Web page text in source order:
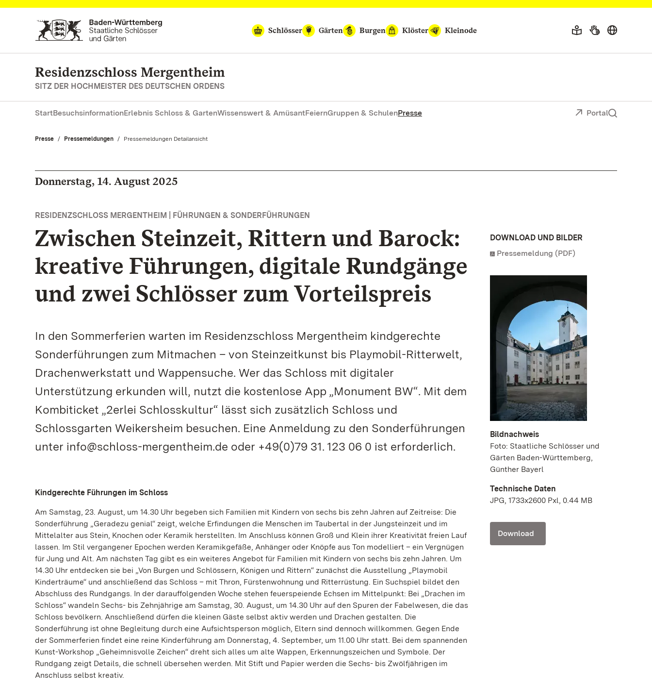
Zum Hauptinhalt springen
Schlösser
Gärten Burgen Klöster Kleinode
Residenzschloss Mergentheim
SITZ DER HOCHMEISTER DES DEUTSCHEN ORDENS
StartBesuchsinformationErlebnis Schloss & GartenWissenswert & AmüsantFeiernGruppen & SchulenPresse Portal
Presse Pressemeldungen Aktuell:
Pressemeldungen Detailansicht
Donnerstag, 14. August 2025
RESIDENZSCHLOSS MERGENTHEIM | FÜHRUNGEN & SONDERFÜHRUNGEN
Zwischen Steinzeit, Rittern und Barock:
kreative Führungen, digitale Rundgänge
und zwei Schlösser zum Vorteilspreis
In den Sommerferien warten im Residenzschloss Mergentheim kindgerechte
Sonderführungen zum Mitmachen – von Steinzeitkunst bis Playmobil-Ritterwelt,
Drachenwerkstatt und Wappensuche. Wer das Schloss mit digitaler
Unterstützung erkunden will, nutzt die kostenlose App „Monument BW“. Mit dem
Kombiticket „2erlei Schlosskultur“ lässt sich zusätzlich Schloss und
Schlossgarten Weikersheim besuchen. Eine Anmeldung zu den Sonderführungen
unter info@schloss-mergentheim.de oder +49(0)79 31. 123 06 0 ist erforderlich.
Kindgerechte Führungen im Schloss
Am Samstag, 23. August, um 14.30 Uhr begeben sich Familien mit Kindern von sechs bis zehn Jahren auf Zeitreise: Die
Sonderführung „Geradezu genial“ zeigt, welche Erfindungen die Menschen im Taubertal in der Jungsteinzeit und im
Mittelalter aus Stein, Knochen oder Keramik herstellten. Im Anschluss können Groß und Klein ihrer Kreativität freien Lauf
lassen. Im Stil vergangener Epochen werden Keramikgefäße, Anhänger oder Knöpfe aus Ton modelliert – ein Vergnügen
für Jung und Alt. Am nächsten Tag gibt es ein weiteres Angebot für Familien mit Kindern von sechs bis zehn Jahren. Um
14.30 Uhr entdecken sie bei „Von Burgen und Schlössern, Königen und Rittern“ zunächst die Ausstellung „Playmobil
Kinderträume“ und anschließend das Schloss – mit Thron, Fürstenwohnung und Ritterrüstung. Ein Suchspiel bildet den
Abschluss des Rundgangs. In der darauffolgenden Woche stehen feuerspeiende Echsen im Mittelpunkt: Bei „Drachen im
Schloss“ wandeln Sechs- bis Zehnjährige am Samstag, 30. August, um 14.30 Uhr auf den Spuren der Fabelwesen, die das
Schloss bevölkern. Anschließend dürfen die kleinen Gäste selbst aktiv werden und Drachen gestalten. Die
Sonderführung ist ohne Begleitung durch eine Aufsichtsperson möglich, Eltern sind dennoch willkommen. Gegen Ende
der Sommerferien findet eine reine Kinderführung am Donnerstag, 4. September, um 11.00 Uhr statt. Bei dem spannenden
Kunst-Workshop „Geheimnisvolle Zeichen“ dreht sich alles um alte Wappen, Erkennungszeichen und Symbole. Der
Rundgang zeigt Details, die schnell übersehen werden. Mit Stift und Papier werden die Sechs- bis Zwölfjährigen im
Anschluss selbst kreativ.
DOWNLOAD UND BILDER
Pressemeldung (PDF)
Bildnachweis
Foto: Staatliche Schlösser und
Gärten Baden-Württemberg,
Günther Bayerl
Technische Daten
JPG, 1733x2600 Pxl, 0.44 MB
Download